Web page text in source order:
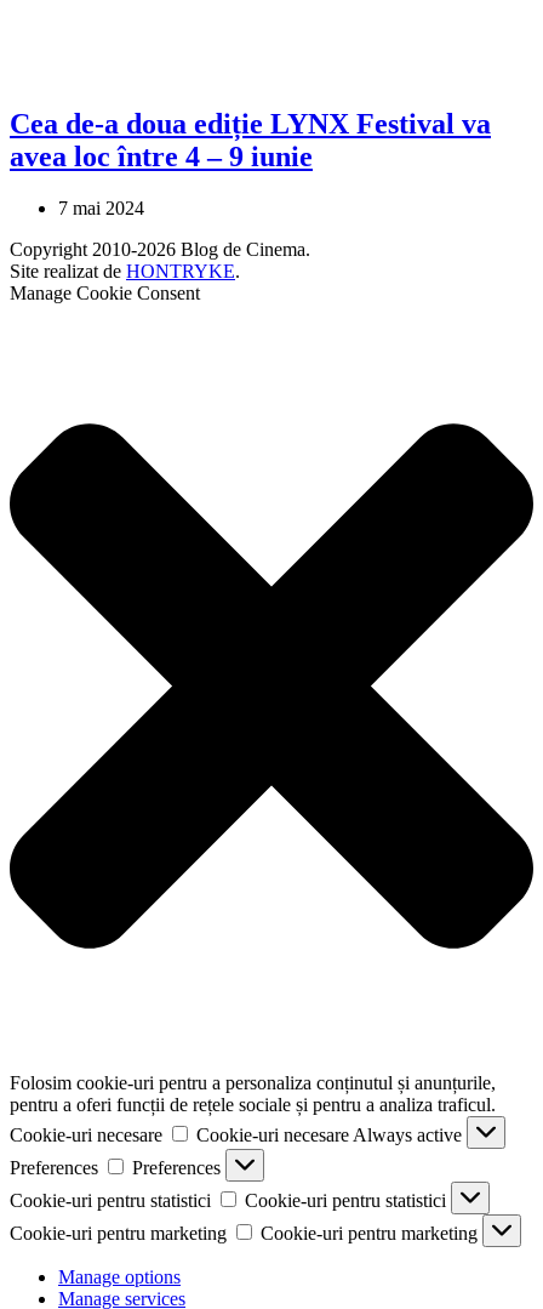
Cea de-a doua ediție LYNX Festival va
avea loc între 4 – 9 iunie
7 mai 2024
Copyright 2010-2026 Blog de Cinema.
Site realizat de HONTRYKE.
Manage Cookie Consent
Folosim cookie-uri pentru a personaliza conținutul și anunțurile,
pentru a oferi funcții de rețele sociale și pentru a analiza traficul.
Cookie-uri necesare
Cookie-uri necesare Always active
Preferences
Preferences
Cookie-uri pentru statistici
Cookie-uri pentru statistici
Cookie-uri pentru marketing
Cookie-uri pentru marketing
Manage options
Manage services